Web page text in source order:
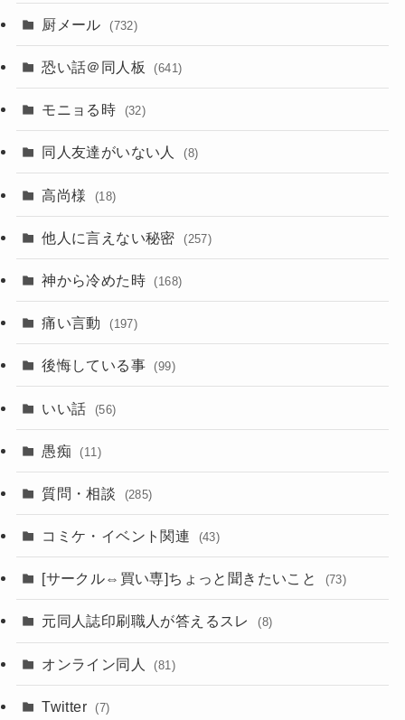
厨メール (732)
恐い話＠同人板 (641)
モニョる時 (32)
同人友達がいない人 (8)
高尚様 (18)
他人に言えない秘密 (257)
神から冷めた時 (168)
痛い言動 (197)
後悔している事 (99)
いい話 (56)
愚痴 (11)
質問・相談 (285)
コミケ・イベント関連 (43)
[サークル⇔買い専]ちょっと聞きたいこと (73)
元同人誌印刷職人が答えるスレ (8)
オンライン同人 (81)
Twitter (7)